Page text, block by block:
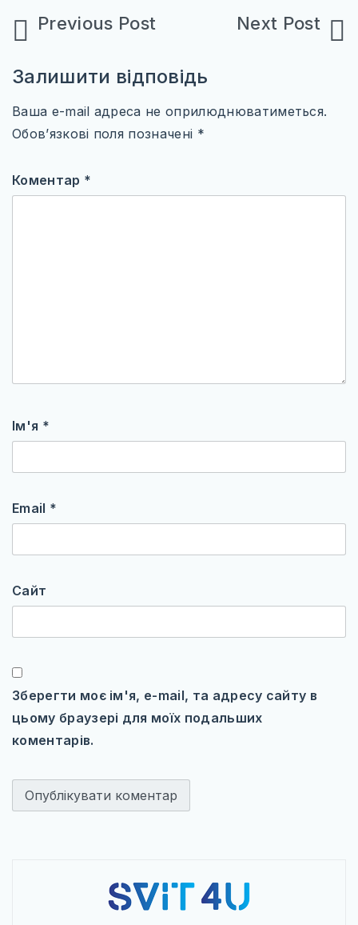
Навігація
записів
Залишити відповідь
Ваша e-mail адреса не оприлюднюватиметься.
Обов’язкові поля позначені *
Коментар *
Ім'я *
Email *
Сайт
Зберегти моє ім'я, e-mail, та адресу сайту в
цьому браузері для моїх подальших
коментарів.